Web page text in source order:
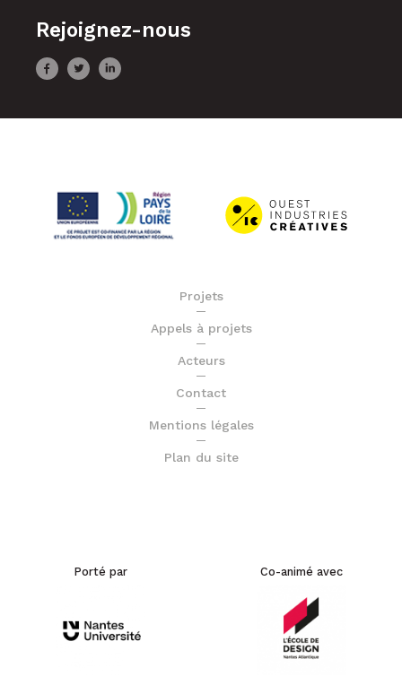
Rejoignez-nous
Projets
Appels à projets
Acteurs
Contact
Mentions légales
Plan du site
Porté par Co-animé avec